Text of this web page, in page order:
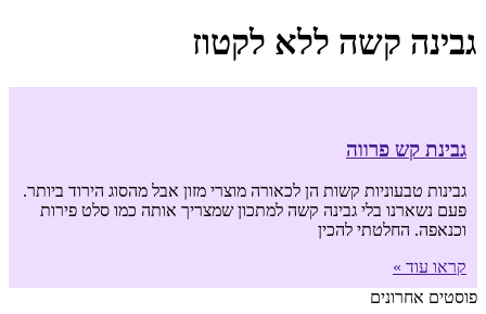
גבינה קשה ללא לקטוז
גבינת קש פרווה
גבינות טבעוניות קשות הן לכאורה מוצרי מזון אבל מהסוג הירוד ביותר.
פעם נשארנו בלי גבינה קשה למתכון שמצריך אותה כמו סלט פירות
וכנאפה. החלטתי להכין
קראו עוד »
פוסטים אחרונים